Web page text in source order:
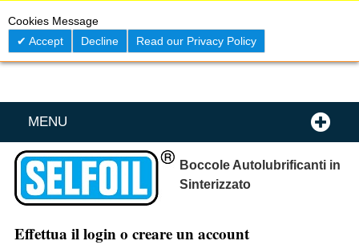
Cookies Message
Accept
Decline Read our Privacy Policy
to
Content
MENU
Boccole Autolubrificanti in
Sinterizzato
Effettua il login o creare un account